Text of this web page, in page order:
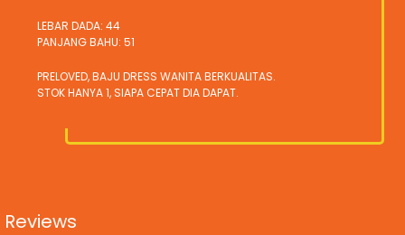
LEBAR DADA: 44
PANJANG BAHU: 51
PRELOVED, BAJU DRESS WANITA BERKUALITAS.
STOK HANYA 1, SIAPA CEPAT DIA DAPAT.
Reviews